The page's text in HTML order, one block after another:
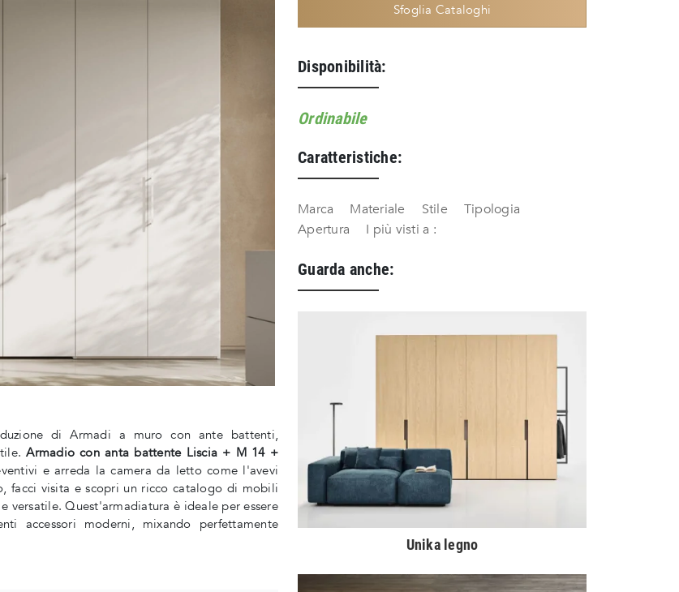
di Armadi a muro con ante battenti,
Armadio con anta battente Liscia + M 14 +
e arreda la camera da letto come l'avevi
facci visita e scopri un ricco catalogo di mobili
versatile. Quest'armadiatura è ideale per essere
accessori moderni, mixando perfettamente
Sfoglia Cataloghi
Disponibilità:
Ordinabile
Caratteristiche:
Marca Materiale Stile
Tipologia
Apertura
I più visti a :
Guarda anche:
Unika legno